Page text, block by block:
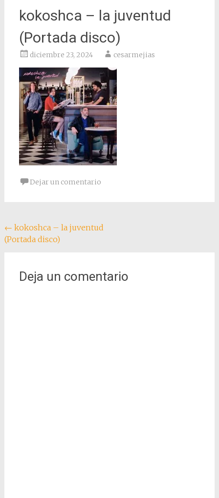
kokoshca – la juventud
(Portada disco)
diciembre 23, 2024 cesarmejias
Dejar un comentario
Navegación
de
← kokoshca – la juventud
(Portada disco)
Deja un comentario